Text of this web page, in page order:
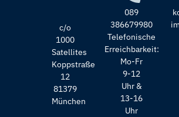
c/o
1000
Satellites
Koppstraße
12
81379
München
089
386679980
Telefonische
Erreichbarkeit:
Mo-Fr
9-12
Uhr &
13-16
Uhr